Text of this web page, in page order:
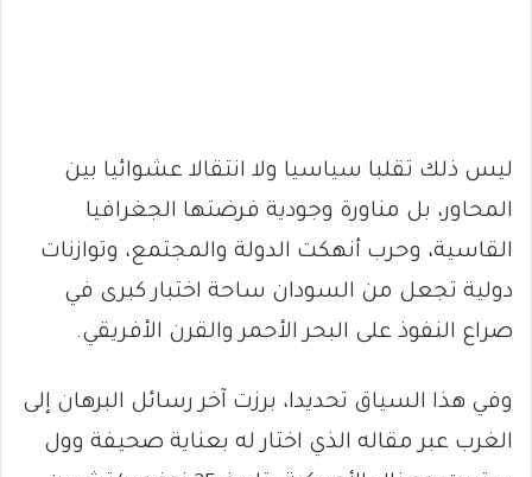
ليس ذلك تقلبا سياسيا ولا انتقالا عشوائيا بين
المحاور، بل مناورة وجودية فرضتها الجغرافيا
القاسية، وحرب أنهكت الدولة والمجتمع، وتوازنات
دولية تجعل من السودان ساحة اختبار كبرى في
صراع النفوذ على البحر الأحمر والقرن الأفريقي.
وفي هذا السياق تحديدا، برزت آخر رسائل البرهان إلى
الغرب عبر مقاله الذي اختار له بعناية صحيفة وول